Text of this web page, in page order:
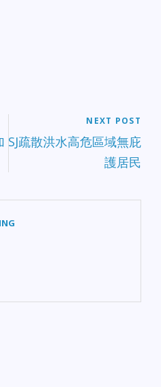
NEXT POST
SJ疏散洪水高危區域無庇
護居民